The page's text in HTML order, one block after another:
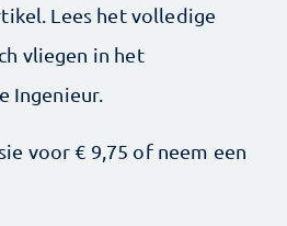
Lees het volledige
vliegen in het
Ingenieur.
voor € 9,75 of neem een